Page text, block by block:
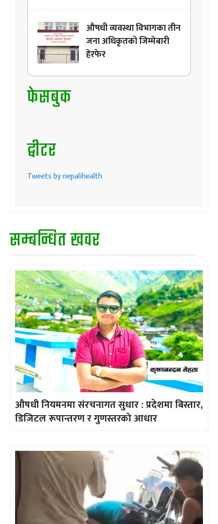
औषधी व्यवस्था विभागका तीन
जना अधिकृतको जिम्मेबारी
हेरफेर
फेसबुक
ट्वीटर
Tweets by nepalihealth
सम्बन्धित खवर
औषधी नियमनमा संरचनागत सुधार : प्रदेशमा बिस्तार,
डिजिटल रूपान्तरण र गुणस्तरको आधार